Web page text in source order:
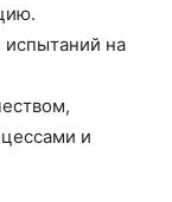
испытаний на
и